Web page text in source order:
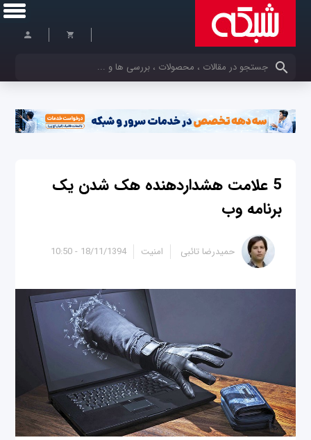
کلمات کلیدی خود را وارد کنید
5 علامت هشداردهنده هک شدن یک
برنامه وب
18/11/1394 - 10:50 حمیدرضا تائبی امنیت